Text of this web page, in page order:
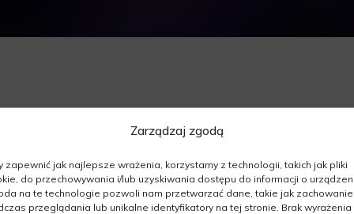
Zarządzaj zgodą
zapewnić jak najlepsze wrażenia, korzystamy z technologii, takich jak pliki
do przechowywania i/lub uzyskiwania dostępu do informacji o
na te technologie pozwoli nam przetwarzać dane, takie jak zachowanie
przeglądania lub unikalne identyfikatory na tej stronie. Brak wyrażenia
Głębokim żalem zawiadamiamy, że dnia